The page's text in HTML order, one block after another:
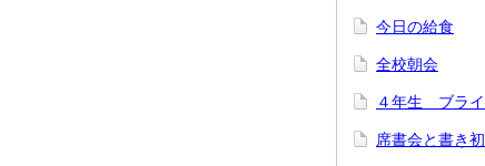
今日の給食
全校朝会
４年生 ブラ
席書会と書き